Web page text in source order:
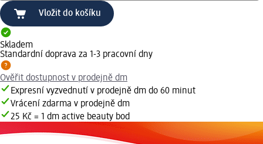
Vložit do košíku
Skladem
Standardní doprava za 1-3 pracovní dny
Ověřit dostupnost v prodejně dm
Expresní vyzvednutí v prodejně dm do 60 minut
Vrácení zdarma v prodejně dm
25 Kč = 1 dm active beauty bod